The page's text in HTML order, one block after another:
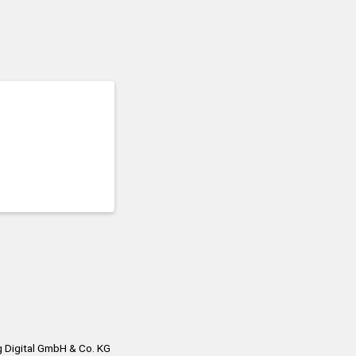
GmbH & Co. KG